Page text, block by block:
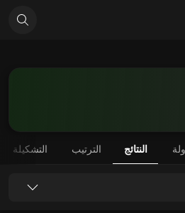
النتائج الترتيب التشكيلة